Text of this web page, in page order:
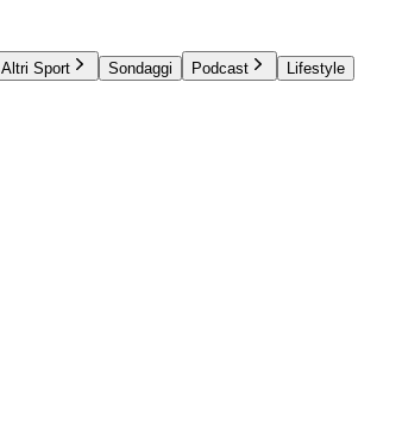
Altri Sport Sondaggi Podcast
Lifestyle